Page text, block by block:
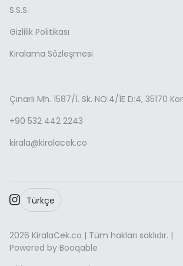
S.S.S.
Gizlilik Politikası
Kiralama Sözleşmesi
Çınarlı Mh. 1587/1. Sk. NO:4/1E D:4, 35170
+90 532 442 2243
kirala@kiralacek.co
2026 KiralaCek.co | Tüm hakları saklıdır. |
Powered by Booqable
Türkçe